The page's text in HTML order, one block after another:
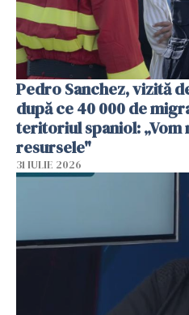
Pedro Sanchez, vizită
după ce 40 000 de
teritoriul spaniol: „Vom
resursele"
31 IULIE 2026